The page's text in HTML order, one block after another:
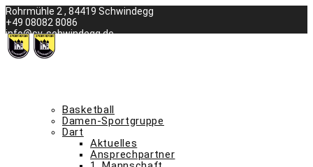
Skip
to
content
Rohrmühle 2 , 84419 Schwindegg
+49 08082 8086
info@sv-schwindegg.de
Basketball
Damen-Sportgruppe
Dart
Aktuelles
Ansprechpartner